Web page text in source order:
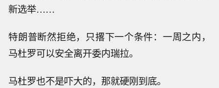
新选举……
特朗普断然拒绝，只撂下一个条件：一周之内，
马杜罗可以安全离开委内瑞拉。
马杜罗也不是吓大的，那就硬刚到底。